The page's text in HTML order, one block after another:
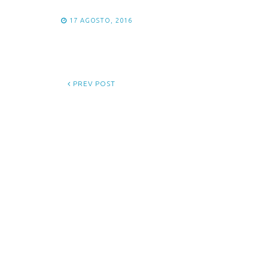
17 AGOSTO, 2016
PREV POST